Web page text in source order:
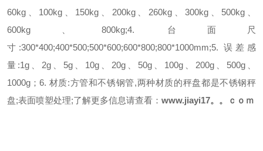
60kg、100kg、150kg、200kg、260kg、300kg、500kg、
600kg、800kg;4. 台面尺
寸:300*400;400*500;500*600;600*800;800*1000mm;5. 误差感
量:1g、2g、5g、10g、20g、50g、100g、200g、500g、
1000g； 6. 材质:方管和不锈钢管,两种材质的秤盘都是不锈钢秤
盘;表面喷塑处理;了解更多信息请查看： www.jiayi17。。ｃｏｍ